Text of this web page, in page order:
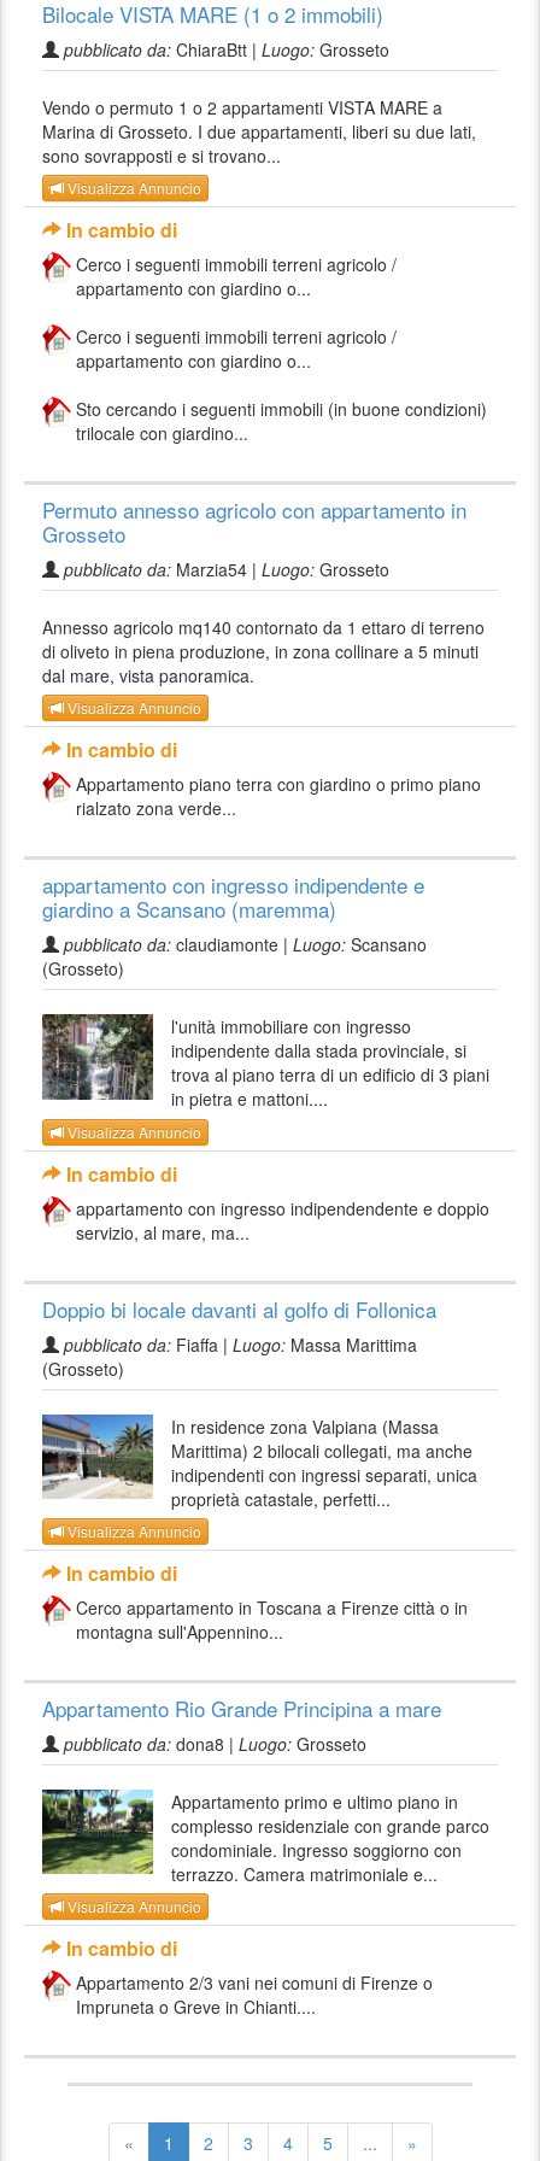
Bilocale VISTA MARE (1 o 2 immobili)
pubblicato da: ChiaraBtt | Luogo: Grosseto
Vendo o permuto 1 o 2 appartamenti VISTA MARE a
Marina di Grosseto. I due appartamenti, liberi su due lati,
sono sovrapposti e si trovano...
Visualizza Annuncio
In cambio di
Cerco i seguenti immobili terreni agricolo /
appartamento con giardino o...
Cerco i seguenti immobili terreni agricolo /
appartamento con giardino o...
Sto cercando i seguenti immobili (in buone condizioni)
trilocale con giardino...
Permuto annesso agricolo con appartamento in
Grosseto
pubblicato da: Marzia54 | Luogo: Grosseto
Annesso agricolo mq140 contornato da 1 ettaro di terreno
di oliveto in piena produzione, in zona collinare a 5 minuti
dal mare, vista panoramica.
Visualizza Annuncio
In cambio di
Appartamento piano terra con giardino o primo piano
rialzato zona verde...
appartamento con ingresso indipendente e
giardino a Scansano (maremma)
pubblicato da: claudiamonte | Luogo: Scansano
(Grosseto)
l'unità immobiliare con ingresso
indipendente dalla stada provinciale, si
trova al piano terra di un edificio di 3 piani
in pietra e mattoni....
Visualizza Annuncio
In cambio di
appartamento con ingresso indipendendente e doppio
servizio, al mare, ma...
Doppio bi locale davanti al golfo di Follonica
pubblicato da: Fiaffa | Luogo: Massa Marittima
(Grosseto)
In residence zona Valpiana (Massa
Marittima) 2 bilocali collegati, ma anche
indipendenti con ingressi separati, unica
proprietà catastale, perfetti...
Visualizza Annuncio
In cambio di
Cerco appartamento in Toscana a Firenze città o in
montagna sull'Appennino...
Appartamento Rio Grande Principina a mare
pubblicato da: dona8 | Luogo: Grosseto
Appartamento primo e ultimo piano in
complesso residenziale con grande parco
condominiale. Ingresso soggiorno con
terrazzo. Camera matrimoniale e...
Visualizza Annuncio
In cambio di
Appartamento 2/3 vani nei comuni di Firenze o
Impruneta o Greve in Chianti....
« 1 2 3 4 5 ... »